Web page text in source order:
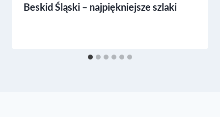
Beskid Śląski – najpiękniejsze szlaki